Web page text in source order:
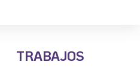
TRABAJOS